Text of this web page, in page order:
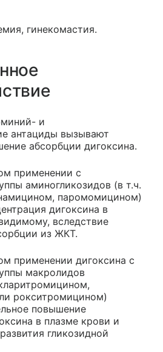
гинекомастия.
и
антациды вызывают
абсорбции дигоксина.
применении с
аминогликозидов (в т.ч.
паромомицином)
дигоксина в
вследствие
из ЖКТ.
применении дигоксина с
макролидов
рокситромицином)
повышение
в плазме крови и
гликозидной